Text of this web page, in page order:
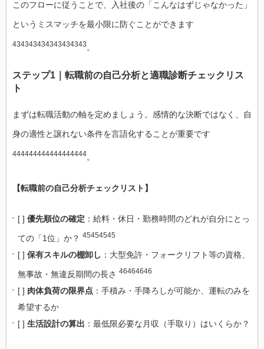
このフローに従うことで、入社後の「こんなはずじゃなかった」
というミスマッチを最小限に防ぐことができます
434343434343434343 。
ステップ1｜転職前の自己分析と適職診断チェックリス
ト
まずは転職活動の軸を定めましょう。感情的な決断ではなく、自
身の適性と譲れない条件を言語化することが重要です
444444444444444444。
【転職前の自己分析チェックリスト】
[ ] 優先順位の確定 ：給料・休日・勤務時間のどれが自分にとっ
ての「1位」か？ 45454545
[ ] 保有スキルの棚卸し ：大型免許・フォークリフト等の資格、
無事故・無違反期間の長さ 46464646
[ ] 肉体負荷の限界点 ：手積み・手降ろしが可能か、運転のみを
希望するか
[ ] 生活設計の算出 ：最低限必要な月収（手取り）はいくらか？